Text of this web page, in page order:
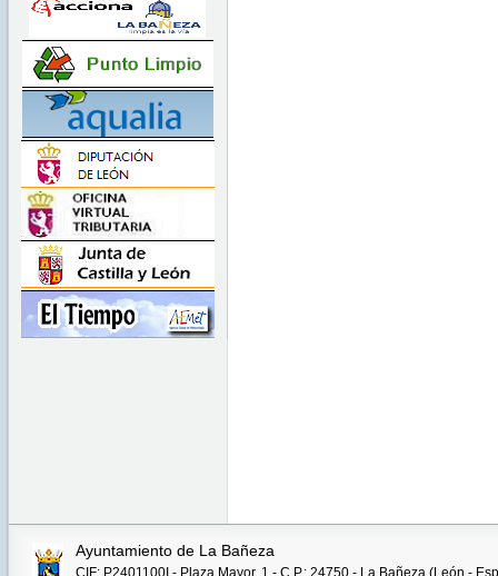
Ayuntamiento de La Bañeza
CIF: P2401100I - Plaza Mayor, 1 - C.P.: 24750 - La Bañeza (León -